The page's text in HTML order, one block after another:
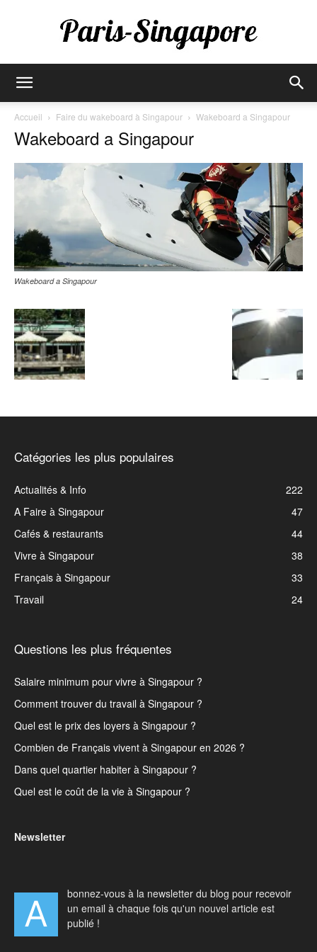
Singapore
Accueil Faire du wakeboard à Singapour Wakeboard a Singapour
Wakeboard a Singapour
Wakeboard a Singapour
Catégories les plus populaires
Actualités & Info
222
A Faire à Singapour
47
Cafés & restaurants
44
Vivre à Singapour
38
Français à Singapour
33
Travail
24
Questions les plus fréquentes
Salaire minimum pour vivre à Singapour ?
Comment trouver du travail à Singapour ?
Quel est le prix des loyers à Singapour ?
Combien de Français vivent à Singapour en 2026 ?
Dans quel quartier habiter à Singapour ?
Quel est le coût de la vie à Singapour ?
Newsletter
A
bonnez-vous à la newsletter du blog pour recevoir
un email à chaque fois qu'un nouvel article est
publié !